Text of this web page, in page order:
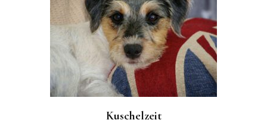
Kuschelzeit